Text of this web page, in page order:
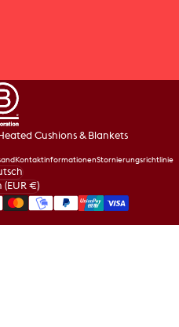
Cushions & Blankets
KontaktinformationenStornierungsrichtlinie
(EUR €)